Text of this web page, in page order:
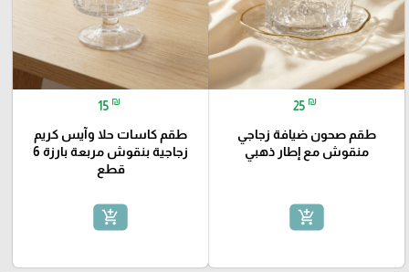
25 ₪
طقم صحون ضيافة زجاجي
منقوش مع إطار ذهبي
add_shopping_cart
15 ₪
طقم كاسات حلا وآيس كريم
زجاجية بنقوش مربعة بارزة 6
قطع
add_shopping_cart